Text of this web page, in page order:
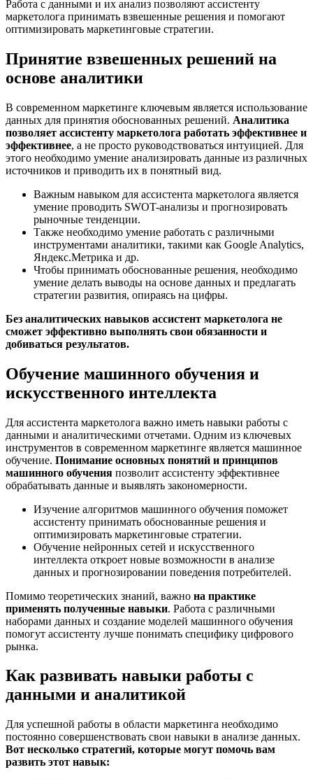
Работа с данными и их анализ позволяют ассистенту
маркетолога принимать взвешенные решения и помогают
оптимизировать маркетинговые стратегии.
Принятие взвешенных решений на
основе аналитики
В современном маркетинге ключевым является использование
данных для принятия обоснованных решений. Аналитика
позволяет ассистенту маркетолога работать эффективнее и
эффективнее, а не просто руководствоваться интуицией. Для
этого необходимо умение анализировать данные из различных
источников и приводить их в понятный вид.
Важным навыком для ассистента маркетолога является
умение проводить SWOT-анализы и прогнозировать
рыночные тенденции.
Также необходимо умение работать с различными
инструментами аналитики, такими как Google Analytics,
Яндекс.Метрика и др.
Чтобы принимать обоснованные решения, необходимо
умение делать выводы на основе данных и предлагать
стратегии развития, опираясь на цифры.
Без аналитических навыков ассистент маркетолога не
сможет эффективно выполнять свои обязанности и
добиваться результатов.
Обучение машинного обучения и
искусственного интеллекта
Для ассистента маркетолога важно иметь навыки работы с
данными и аналитическими отчетами. Одним из ключевых
инструментов в современном маркетинге является машинное
обучение. Понимание основных понятий и принципов
машинного обучения позволит ассистенту эффективнее
обрабатывать данные и выявлять закономерности.
Изучение алгоритмов машинного обучения поможет
ассистенту принимать обоснованные решения и
оптимизировать маркетинговые стратегии.
Обучение нейронных сетей и искусственного
интеллекта откроет новые возможности в анализе
данных и прогнозировании поведения потребителей.
Помимо теоретических знаний, важно на практике
применять полученные навыки. Работа с различными
наборами данных и создание моделей машинного обучения
помогут ассистенту лучше понимать специфику цифрового
рынка.
Как развивать навыки работы с
данными и аналитикой
Для успешной работы в области маркетинга необходимо
постоянно совершенствовать свои навыки в анализе данных.
Вот несколько стратегий, которые могут помочь вам
развить этот навык: